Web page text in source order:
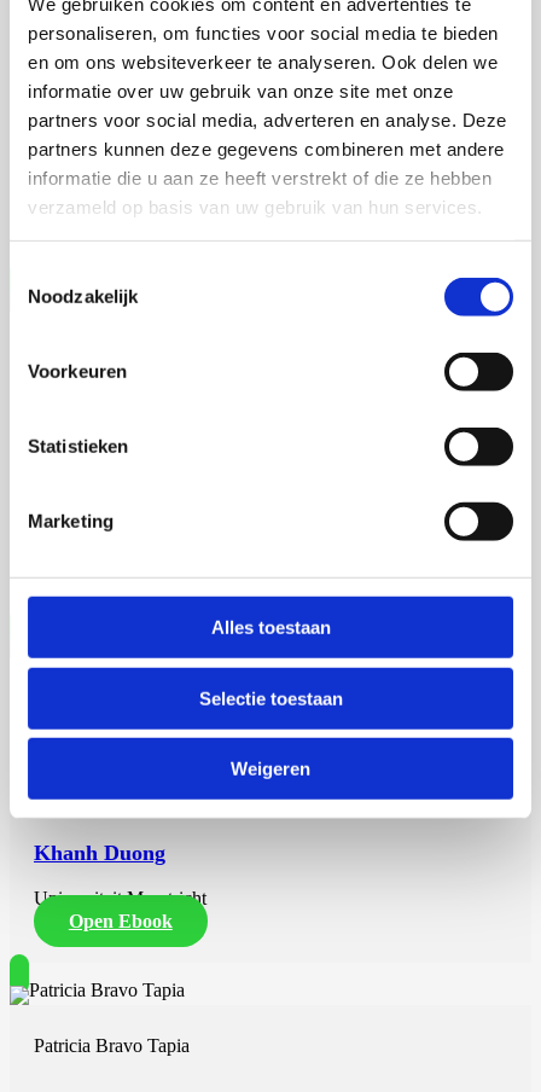
personaliseren, om functies voor social media te bieden
en om ons websiteverkeer te analyseren. Ook delen we
informatie over uw gebruik van onze site met onze
partners voor social media, adverteren en analyse. Deze
partners kunnen deze gegevens combineren met andere
informatie die u aan ze heeft verstrekt of die ze hebben
verzameld op basis van uw gebruik van hun services.
Noodzakelijk
Voorkeuren
Statistieken
Marketing
Alles toestaan
Selectie toestaan
Weigeren
Anna Roodhof
9 oktober 2026
Anna Roodhof
Wageningen University
Open Ebook
Khanh Duong
Universiteit Maastricht
Open Ebook
Patricia Bravo Tapia